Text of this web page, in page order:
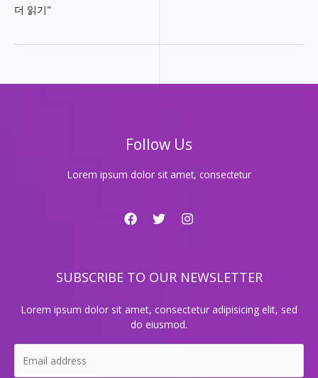
강
당
더 읽기"
Follow Us
Lorem ipsum dolor sit amet, consectetur
SUBSCRIBE TO OUR NEWSLETTER
Lorem ipsum dolor sit amet, consectetur adipisicing elit, sed
do eiusmod.